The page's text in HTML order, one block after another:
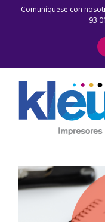
Comuníquese con
93